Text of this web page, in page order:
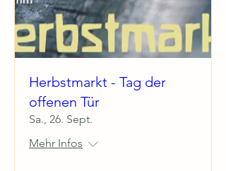
Herbstmarkt - Tag der
offenen Tür
Sa., 26. Sept.
Mehr Infos